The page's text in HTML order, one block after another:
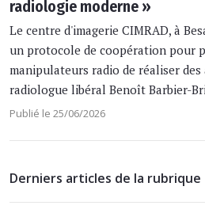
radiologie moderne »
Le centre d'imagerie CIMRAD, à
un protocole de coopération pour
manipulateurs radio de réaliser
radiologue libéral Benoît Barbier-
Publié le 25/06/2026
Derniers articles de la rubrique